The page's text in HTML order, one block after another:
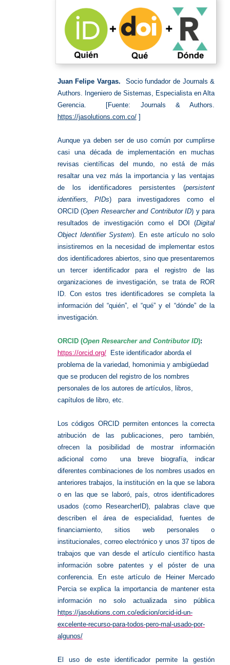
Juan Felipe Vargas. Socio fundador de Journals &
Authors. Ingeniero de Sistemas, Especialista en Alta
Gerencia. [Fuente: Journals & Authors.
https://jasolutions.com.co/]
Aunque ya deben ser de uso común por cumplirse
casi una década de implementación en muchas
revisas científicas del mundo, no está de más
resaltar una vez más la importancia y las ventajas
de los identificadores persistentes (persistent
identifiers, PIDs) para investigadores como el
ORCID (Open Researcher and Contributor ID) y para
resultados de investigación como el DOI (Digital
Object Identifier System). En este artículo no solo
insistiremos en la necesidad de implementar estos
dos identificadores abiertos, sino que presentaremos
un tercer identificador para el registro de las
organizaciones de investigación, se trata de ROR
ID. Con estos tres identificadores se completa la
información del “quién”, el “qué” y el “dónde” de la
investigación.
ORCID (Open Researcher and Contributor ID):
https://orcid.org/Este identificador aborda el
problema de la variedad, homonimia y ambigüedad
que se producen del registro de los nombres
personales de los autores de artículos, libros,
capítulos de libro, etc.
Los códigos ORCID permiten entonces la correcta
atribución de las publicaciones, pero también,
ofrecen la posibilidad de mostrar información
adicional como una breve biografía, indicar
diferentes combinaciones de los nombres usados en
anteriores trabajos, la institución en la que se labora
o en las que se laboró, país, otros identificadores
usados (como ResearcherID), palabras clave que
describen el área de especialidad, fuentes de
financiamiento, sitios web personales o
institucionales, correo electrónico y unos 37 tipos de
trabajos que van desde el artículo científico hasta
información sobre patentes y el póster de una
conferencia. En este artículo de Heiner Mercado
Percia se explica la importancia de mantener esta
información no solo actualizada sino pública
https://jasolutions.com.co/edicion/orcid-id-un-
excelente-recurso-para-todos-pero-mal-usado-por-
algunos/
El uso de este identificador permite la gestión